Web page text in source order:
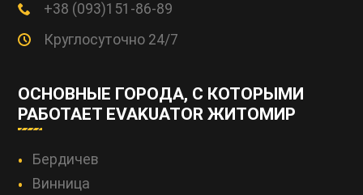
+38 (093)151-86-89
Круглосуточно 24/7
ОСНОВНЫЕ ГОРОДА, С КОТОРЫМИ
РАБОТАЕТ EVAKUATOR ЖИТОМИР
Бердичев
Винница